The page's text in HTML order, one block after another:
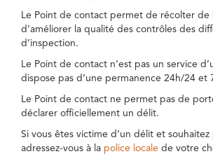
Le Point de contact permet de récolter de
d’améliorer la qualité des contrôles des
d’inspection.
Le Point de contact n’est pas un service
dispose pas d’une permanence 24h/24 et
Le Point de contact ne permet pas de
déclarer officiellement un délit.
Si vous êtes victime d’un délit et
adressez-vous à la police locale de votre